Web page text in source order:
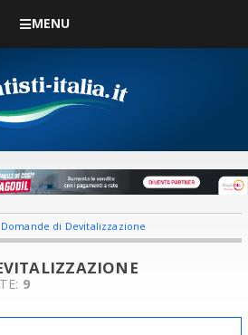
MENU
Domande di Devitalizzazione
9